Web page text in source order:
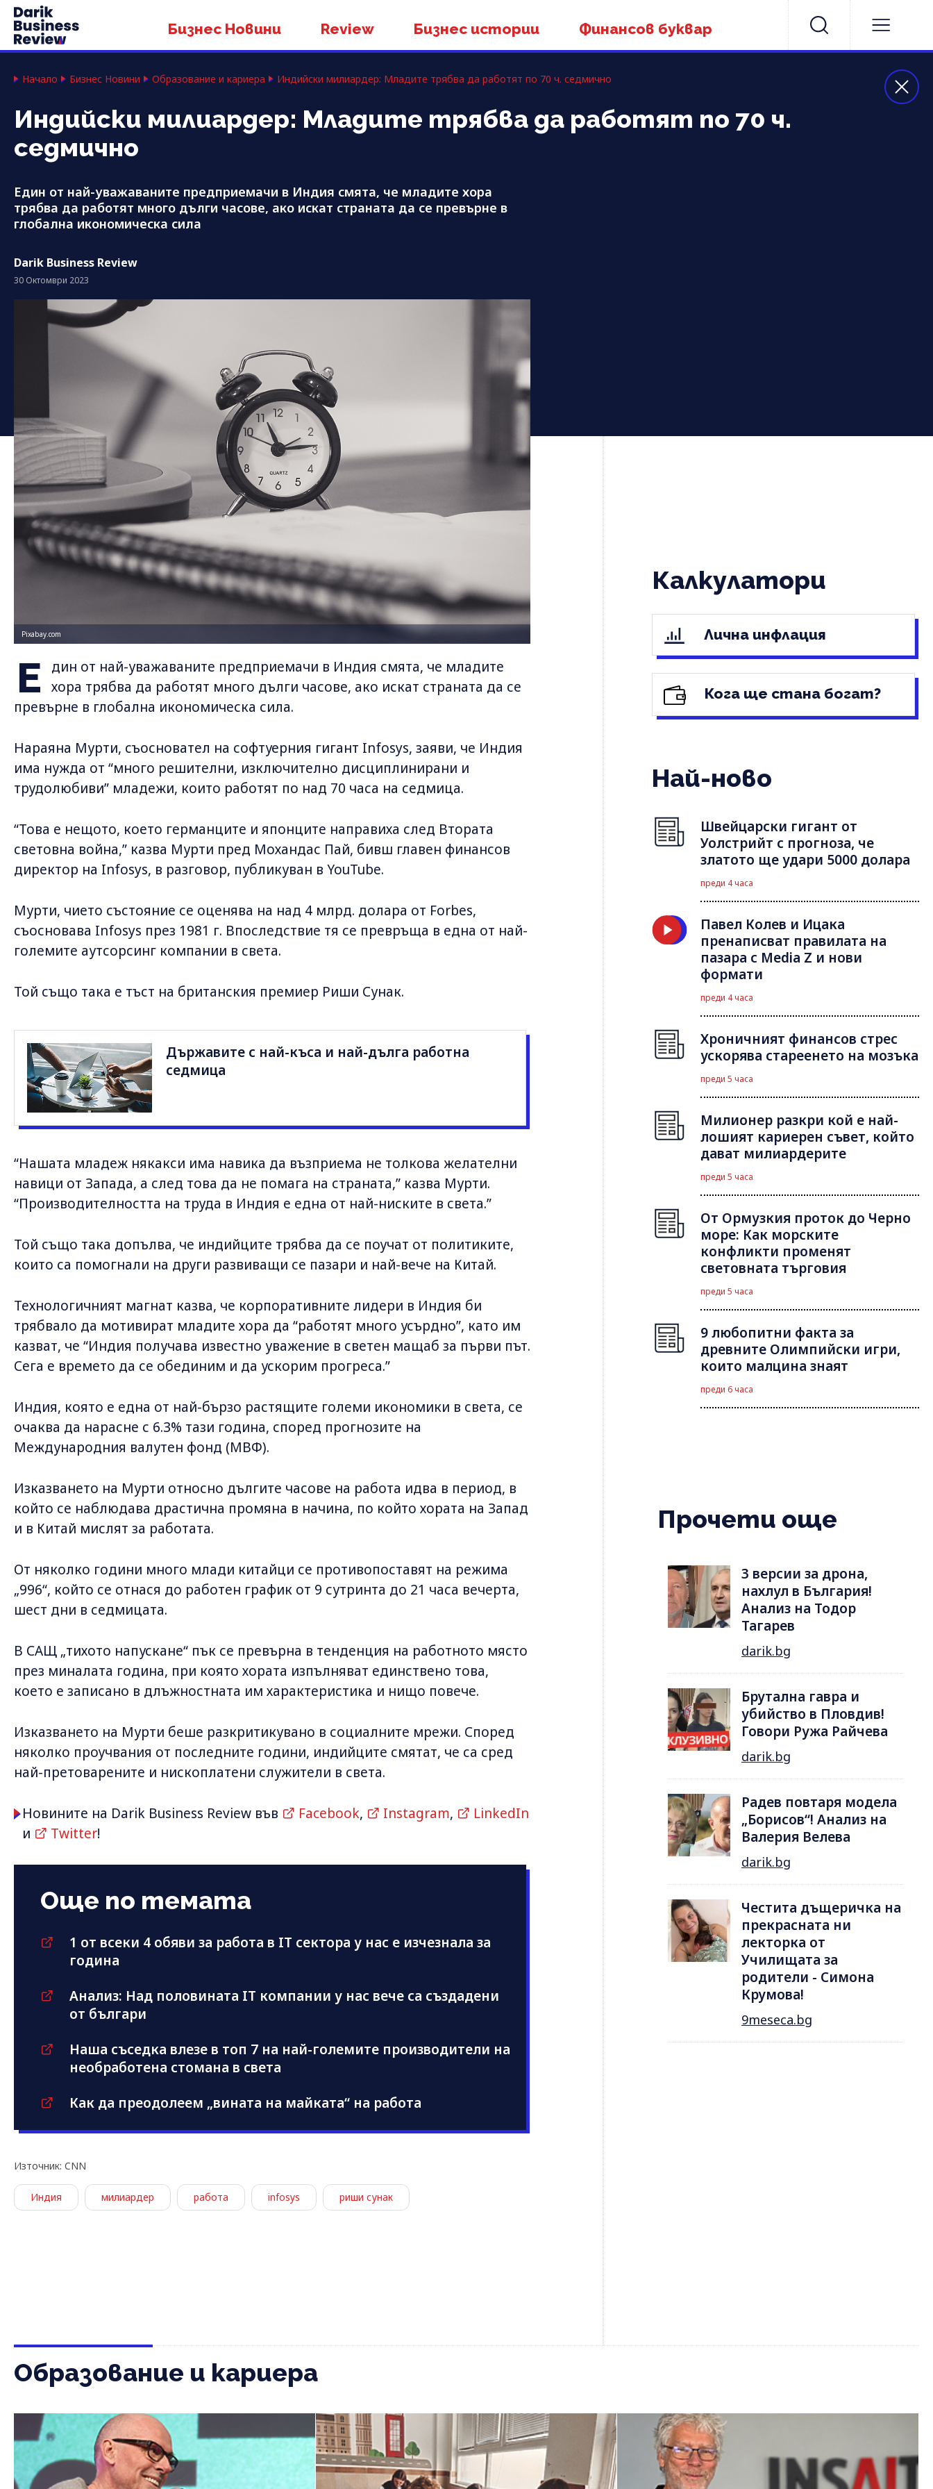
Бизнес Новини Review Бизнес истории Финансов буквар
Начало Бизнес Новини Образование и кариера Индийски милиардер: Младите трябва да работят по 70 ч. седмично
Индийски милиардер: Младите трябва да работят по 70 ч.
седмично
Един от най-уважаваните предприемачи в Индия смята, че младите хора
трябва да работят много дълги часове, ако искат страната да се превърне в
глобална икономическа сила
Darik Business Review
30 Октомври 2023
Pixabay.com
Е
дин от най-уважаваните предприемачи в Индия смята, че младите
хора трябва да работят много дълги часове, ако искат страната да се
превърне в глобална икономическа сила.
Нараяна Мурти, съосновател на софтуерния гигант Infosys, заяви, че Индия
има нужда от “много решителни, изключително дисциплинирани и
трудолюбиви” младежи, които работят по над 70 часа на седмица.
“Това е нещото, което германците и японците направиха след Втората
световна война,” казва Мурти пред Мохандас Пай, бивш главен финансов
директор на Infosys, в разговор, публикуван в YouTube.
Мурти, чието състояние се оценява на над 4 млрд. долара от Forbes,
съосновава Infosys през 1981 г. Впоследствие тя се превръща в една от най-
големите аутсорсинг компании в света.
Той също така е тъст на британския премиер Риши Сунак.
Държавите с най-къса и най-дълга работна
седмица
“Нашата младеж някакси има навика да възприема не толкова желателни
навици от Запада, а след това да не помага на страната,” казва Мурти.
“Производителността на труда в Индия е една от най-ниските в света.”
Той също така допълва, че индийците трябва да се поучат от политиките,
които са помогнали на други развиващи се пазари и най-вече на Китай.
Технологичният магнат казва, че корпоративните лидери в Индия би
трябвало да мотивират младите хора да “работят много усърдно”, като им
казват, че “Индия получава известно уважение в светен мащаб за първи път.
Сега е времето да се обединим и да ускорим прогреса.”
Индия, която е една от най-бързо растящите големи икономики в света, се
очаква да нарасне с 6.3% тази година, според прогнозите на
Международния валутен фонд (МВФ).
Изказването на Мурти относно дългите часове на работа идва в период, в
който се наблюдава драстична промяна в начина, по който хората на Запад
и в Китай мислят за работата.
От няколко години много млади китайци се противопоставят на режима
„996“, който се отнася до работен график от 9 сутринта до 21 часа вечерта,
шест дни в седмицата.
В САЩ „тихото напускане“ пък се превърна в тенденция на работното място
през миналата година, при която хората изпълняват единствено това,
което е записано в длъжностната им характеристика и нищо повече.
Изказването на Мурти беше разкритикувано в социалните мрежи. Според
няколко проучвания от последните години, индийците смятат, че са сред
най-претоварените и нископлатени служители в света.
Новините на Darik Business Review във Facebook, Instagram,
LinkedIn
и
Twitter!
Още по темата
1 от всеки 4 обяви за работа в IT сектора у нас е изчезнала за
година
Анализ: Над половината IT компании у нас вече са създадени
от българи
Наша съседка влезе в топ 7 на най-големите производители на
необработена стомана в света
Как да преодолеем „вината на майката“ на работа
Източник: CNN
Индия милиардер работа infosys риши сунак
Калкулатори
Лична инфлация
Кога ще стана богат?
Най-ново
Швейцарски гигант от
Уолстрийт с прогноза, че
златото ще удари 5000 долара
преди 4 часа
Павел Колев и Ицака
пренаписват правилата на
пазара с Media Z и нови
формати
преди 4 часа
Хроничният финансов стрес
ускорява стареенето на мозъка
преди 5 часа
Милионер разкри кой е най-
лошият кариерен съвет, който
дават милиардерите
преди 5 часа
От Ормузкия проток до Черно
море: Как морските
конфликти променят
световната търговия
преди 5 часа
9 любопитни факта за
древните Олимпийски игри,
които малцина знаят
преди 6 часа
Прочети още
3 версии за дрона,
нахлул в България!
Анализ на Тодор
Тагарев
darik.bg
Брутална гавра и
убийство в Пловдив!
Говори Ружа Райчева
darik.bg
Радев повтаря модела
„Борисов“! Анализ на
Валерия Велева
darik.bg
Честита дъщеричка на
прекрасната ни
лекторка от
Училищата за
родители - Симона
Крумова!
9meseca.bg
Образование и кариера